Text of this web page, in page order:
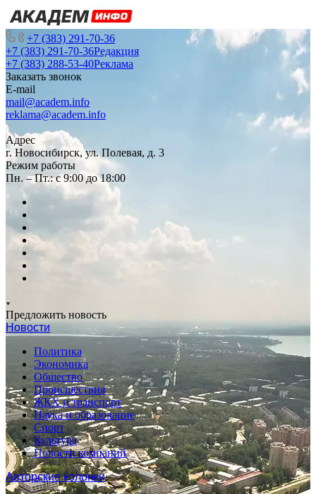
+7 (383) 291-70-36
+7 (383) 291-70-36Редакция
+7 (383) 288-53-40Реклама
Заказать звонок
E-mail
mail@academ.info
reklama@academ.info
Адрес
г. Новосибирск, ул. Полевая, д. 3
Режим работы
Пн. – Пт.: с 9:00 до 18:00
Предложить новость
Новости
Политика
Экономика
Общество
Происшествия
ЖКХ и транспорт
Наука и образование
Спорт
Культура
Новости компаний
Авторские колонки